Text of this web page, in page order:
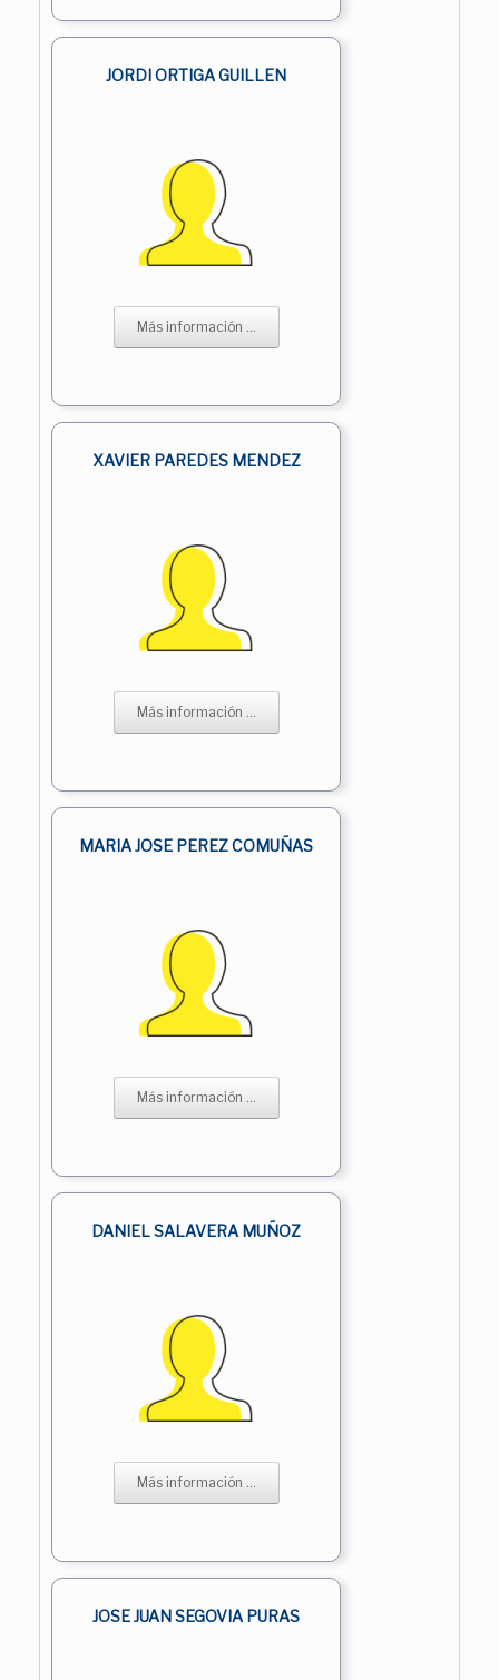
JORDI ORTIGA GUILLEN
Más información ...
XAVIER PAREDES MENDEZ
Más información ...
MARIA JOSE PEREZ COMUÑAS
Más información ...
DANIEL SALAVERA MUÑOZ
Más información ...
JOSE JUAN SEGOVIA PURAS